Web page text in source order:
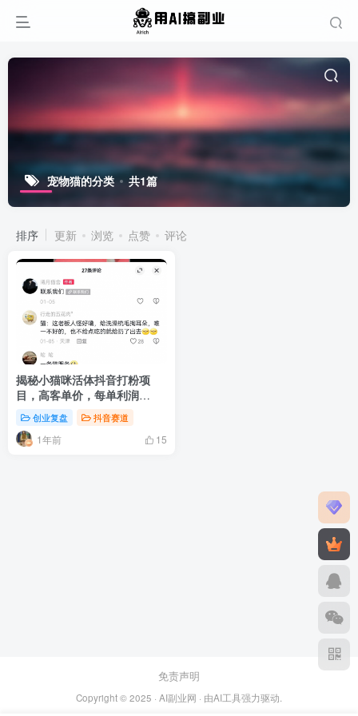
宠物猫的分类 共1篇
排序 更新 浏览 点赞 评论
揭秘小猫咪活体抖音打粉项
目，高客单价，每单利润
5000+ 认真坚持落地实操 轻松
月入过万（篇一）
创业复盘 抖音赛道
1年前 15
免责声明
Copyright © 2025 · AI副业网 · 由AI工具强力驱动.